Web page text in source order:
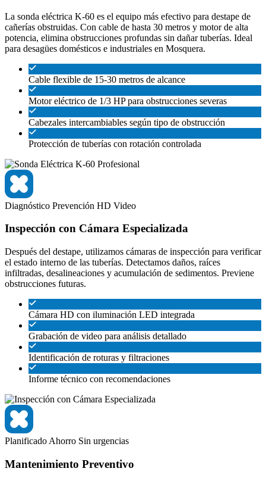
La sonda eléctrica K-60 es el equipo más efectivo para destape de
cañerías obstruidas. Con cable de hasta 30 metros y motor de alta
potencia, elimina obstrucciones profundas sin dañar tuberías. Ideal
para desagües domésticos e industriales en Mosquera.
Cable flexible de 15-30 metros de alcance
Motor eléctrico de 1/3 HP para obstrucciones severas
Cabezales intercambiables según tipo de obstrucción
Protección de tuberías con rotación controlada
Diagnóstico Prevención HD Video
Inspección con Cámara Especializada
Después del destape, utilizamos cámaras de inspección para verificar
el estado interno de las tuberías. Detectamos daños, raíces
infiltradas, desalineaciones y acumulación de sedimentos. Previene
obstrucciones futuras.
Cámara HD con iluminación LED integrada
Grabación de video para análisis detallado
Identificación de roturas y filtraciones
Informe técnico con recomendaciones
Planificado Ahorro Sin urgencias
Mantenimiento Preventivo